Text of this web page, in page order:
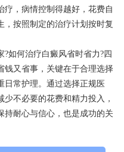
疗，病情控制得越好，花费自
，按照制定的治疗计划按时复
?如何治疗白癜风省时省力?四
钱又省事，关键在于合理选择
日常护理。通过选择正规医
不必要的花费和精力投入，
持耐心与信心，也是成功的关